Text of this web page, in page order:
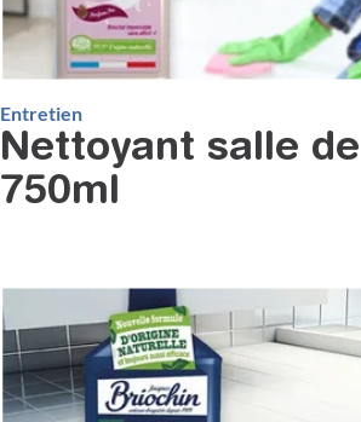
Entretien
Nettoyant salle
750ml